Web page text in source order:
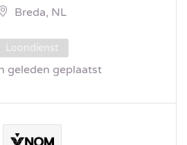
Breda, NL
Loondienst
geleden geplaatst